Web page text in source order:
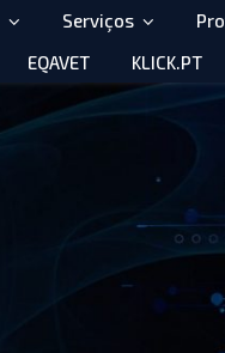
Serviços
EQAVET KLICK.PT